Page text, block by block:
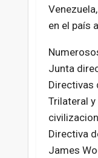
en el país
Junta
Directivas
Trilateral
Directiva
James